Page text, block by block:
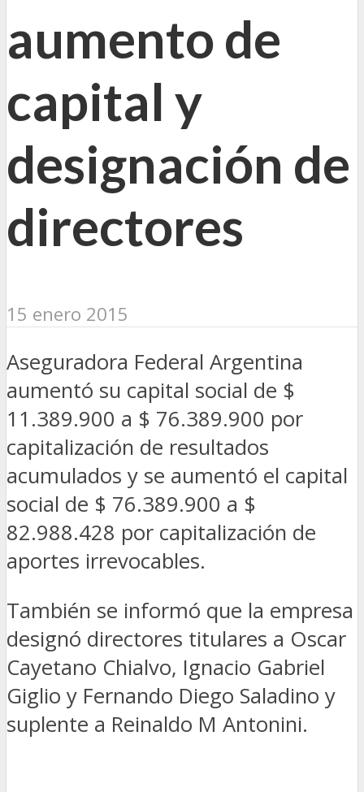
aumento de
capital y
designación de
directores
15 enero 2015
Aseguradora Federal Argentina
aumentó su capital social de $
11.389.900 a $ 76.389.900 por
capitalización de resultados
acumulados y se aumentó el capital
social de $ 76.389.900 a $
82.988.428 por capitalización de
aportes irrevocables.
También se informó que la empresa
designó directores titulares a Oscar
Cayetano Chialvo, Ignacio Gabriel
Giglio y Fernando Diego Saladino y
suplente a Reinaldo M Antonini.